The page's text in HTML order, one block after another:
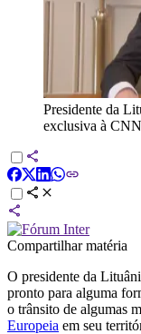
Presidente da
exclusiva à
Compartilhar matéria
O presidente da
pronto para alguma
o trânsito de algumas
Europeia em seu